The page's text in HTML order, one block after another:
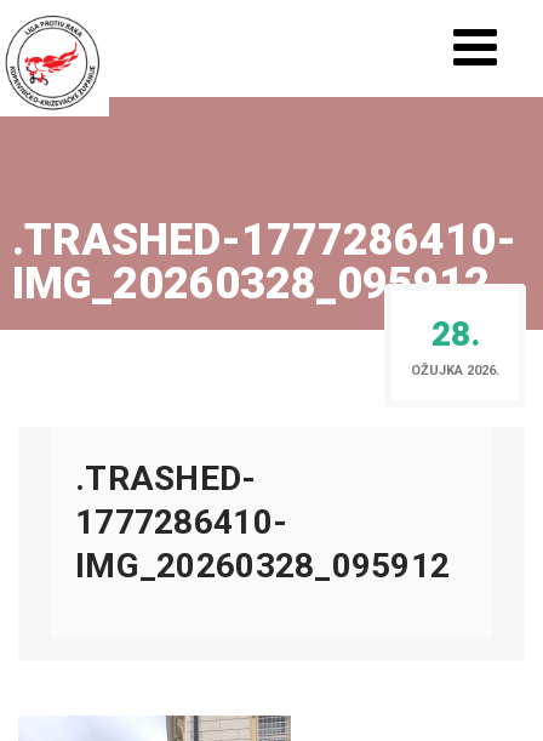
.TRASHED-1777286410-
IMG_20260328_095912
28.
OŽUJKA 2026.
.TRASHED-
1777286410-
IMG_20260328_095912